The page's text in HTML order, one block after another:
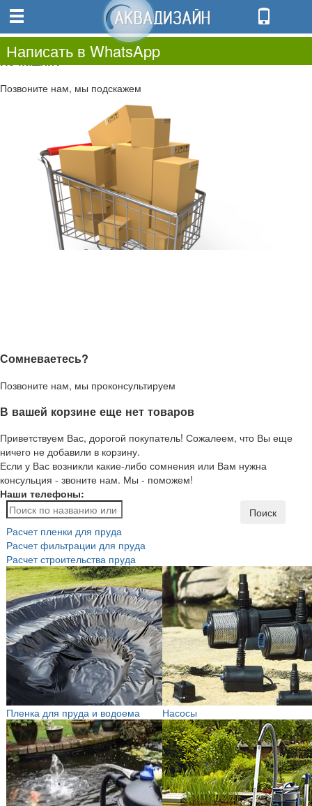
0.00
0
Не нашли?
Позвоните нам, мы подскажем
Сомневаетесь?
Позвоните нам, мы проконсультируем
В вашей корзине еще нет товаров
Приветствуем Вас, дорогой покупатель! Сожалеем, что Вы еще
ничего не добавили в корзину.
Если у Вас возникли какие-либо сомнения или Вам нужна
консульция - звоните нам. Мы - поможем!
Наши телефоны:
Написать в WhatsApp
Поиск
Расчет пленки для пруда
Расчет фильтрации для пруда
Расчет строительства пруда
Пленка для пруда и водоема Насосы